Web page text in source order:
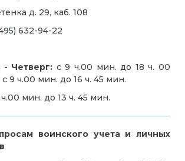
д. 29, каб. 108
632-94-22
- Четверг: с 9 ч.00 мин. до 18 ч. 00
с 9 ч.00 мин. до 16 ч. 45 мин.
ч.00 мин. до 13 ч. 45 мин.
воинского учета и личных